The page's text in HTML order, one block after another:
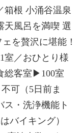
箱根 小涌谷温泉
天風呂を満喫 選
を贅沢に堪能！
室／おひとり様
総客室▶100室
可（5日前ま
・洗浄機能ト
バイキング）